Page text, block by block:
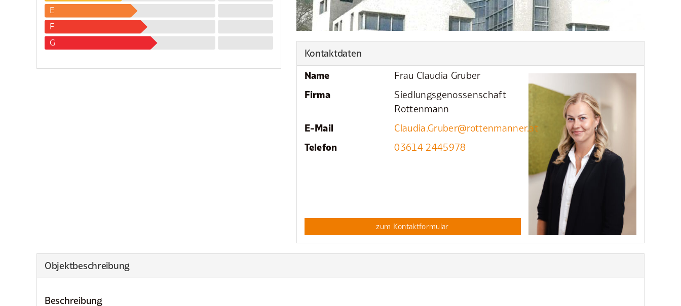
Kontaktdaten
Name
Frau Claudia Gruber
Firma
Siedlungsgenossenschaft
Rottenmann
E-Mail
Claudia.Gruber@rottenmanner.at
Telefon
03614 2445978
zum Kontaktformular
E
F
G
Objekt­beschreibung
Beschreibung